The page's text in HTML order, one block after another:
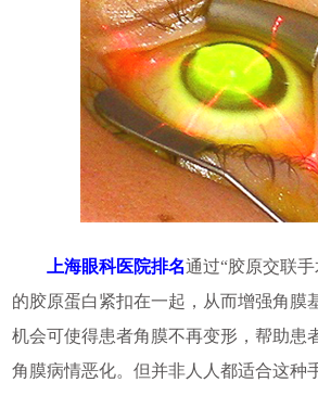
上海眼科医院排名通过“胶原交联
的胶原蛋白紧扣在一起，从而增强角膜
机会可使得患者角膜不再变形，帮助患
角膜病情恶化。但并非人人都适合这种